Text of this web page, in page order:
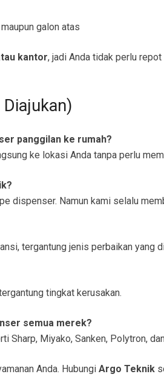
galon atas
kantor, jadi Anda tidak perlu
Diajukan)
panggilan ke rumah?
ke lokasi Anda tanpa perlu
dispenser. Namun kami selalu
tergantung jenis perbaikan yang
tingkat kerusakan.
semua merek?
Sharp, Miyako, Sanken, Polytron,
Anda. Hubungi Argo Teknik